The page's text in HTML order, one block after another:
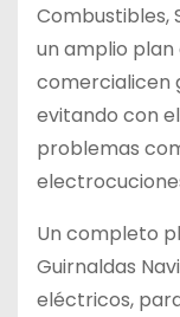
Combustibles,
un amplio
comercialicen
evitando con
problemas
Un completo
Guirnaldas
eléctricos,